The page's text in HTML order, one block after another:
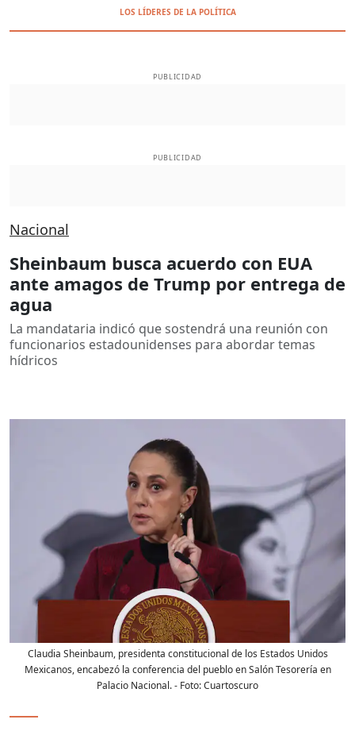
LOS LÍDERES DE LA POLÍTICA
PUBLICIDAD
PUBLICIDAD
Nacional
Sheinbaum busca acuerdo con EUA
ante amagos de Trump por entrega de
agua
La mandataria indicó que sostendrá una reunión con
funcionarios estadounidenses para abordar temas
hídricos
Claudia Sheinbaum, presidenta constitucional de los Estados Unidos
Mexicanos, encabezó la conferencia del pueblo en Salón Tesorería en
Palacio Nacional.- Foto:Cuartoscuro